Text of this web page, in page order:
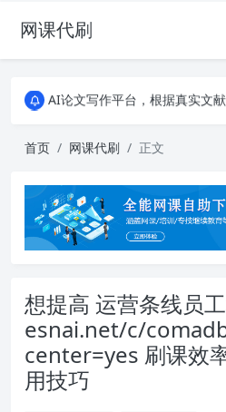
网课代刷
AI论文写作平台，根据真实文献
全能网课平台，大学生网课、成教、培训、
全能网课平台，大学生网课、成教、培训、继
首页 网课代刷 正文
想提高 运营条线员
esnai.net/c/
center=yes 刷课效
用技巧